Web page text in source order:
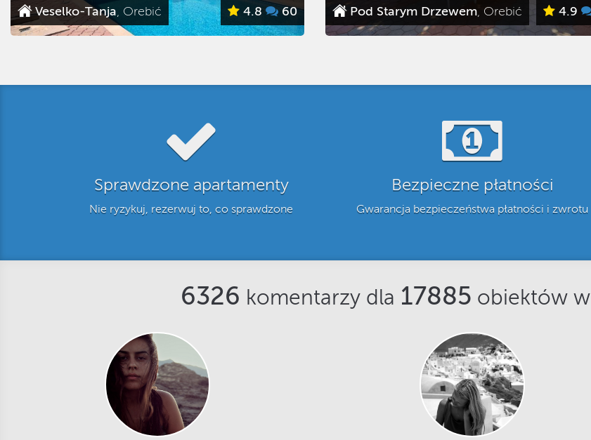
Jerry, Orebić 5 9 na molo, Orebić 5
Sprawdzone apartamenty
Nie ryzykuj, rezerwuj to, co sprawdzone
Bezpieczne płatności
Gwarancja bezpieczeństwa płatności i zwrotu
6326 komentarzy dla 17885 obiektów w